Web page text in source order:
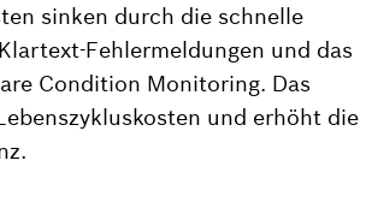
sinken durch die schnelle
Fehlermeldungen und das
Condition Monitoring. Das
und erhöht die